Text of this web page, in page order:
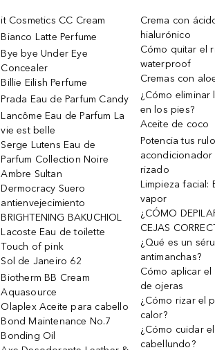
it Cosmetics CC Cream
Bianco Latte Perfume
Bye bye Under Eye
Concealer
Billie Eilish Perfume
Prada Eau de Parfum Candy
Lancôme Eau de Parfum La
vie est belle
Serge Lutens Eau de
Parfum Collection Noire
Ambre Sultan
Dermocracy Suero
antienvejecimiento
BRIGHTENING BAKUCHIOL
Lacoste Eau de toilette
Touch of pink
Sol de Janeiro 62
Biotherm BB Cream
Aquasource
Olaplex Aceite para cabello
Bond Maintenance No.7
Bonding Oil
Crema con
hialurónico
Cómo quitar el
waterproof
Cremas con
¿Cómo eliminar
en los pies?
Aceite de coco
Potencia tus
rizado
Limpieza facial:
vapor
¿CÓMO
CEJAS
¿Qué es un
antimanchas?
Cómo aplicar
de ojeras
¿Cómo rizar el
calor?
¿Cómo cuidar
cabellundo?